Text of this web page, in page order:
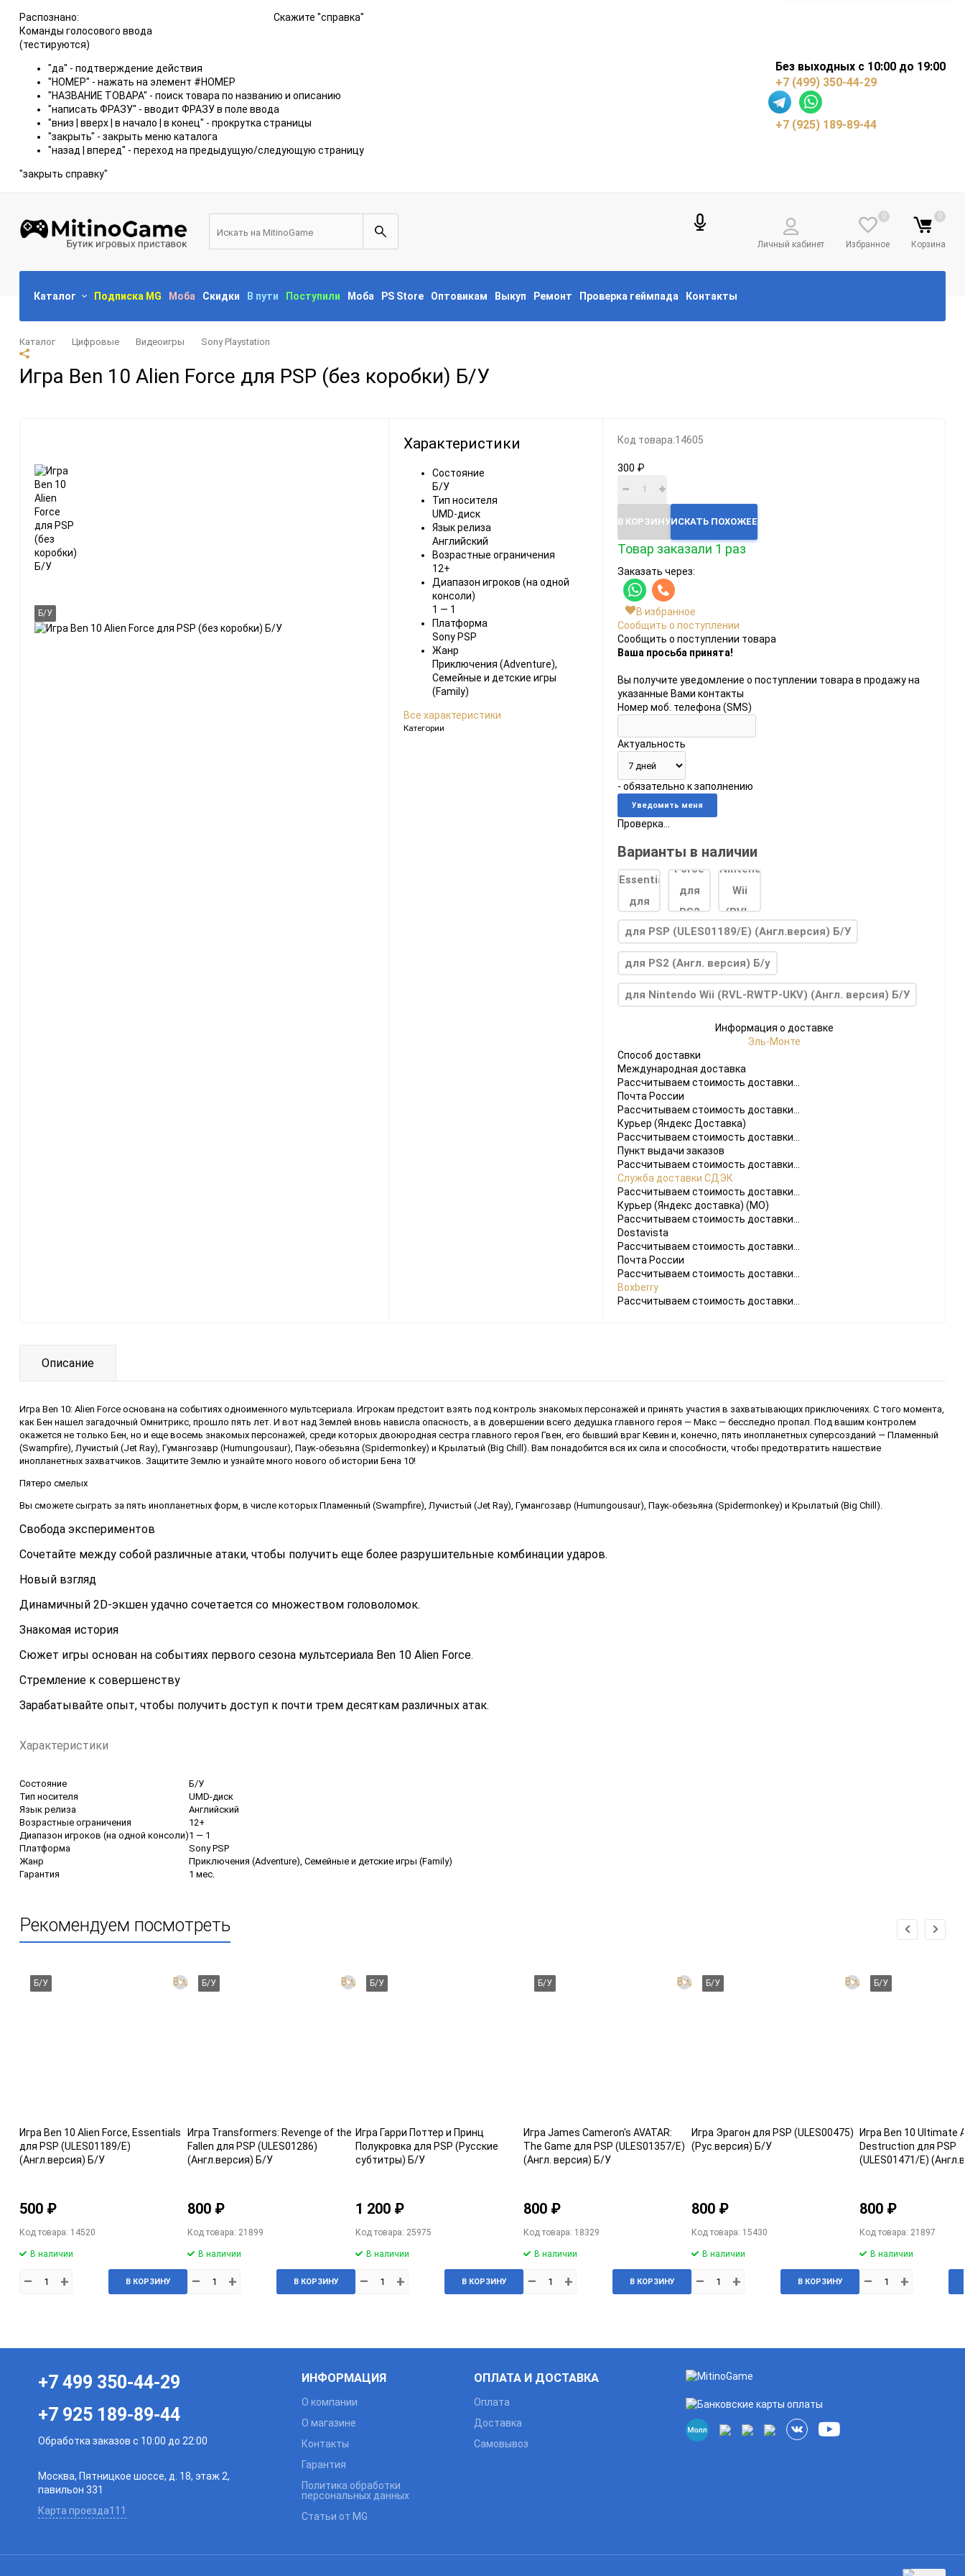
Распознано:
Скажите "справка"
Команды голосового ввода
(тестируются)
"да" - подтверждение действия
"НОМЕР" - нажать на элемент #НОМЕР
"НАЗВАНИЕ ТОВАРА" - поиск товара по названию и описанию
"написать ФРАЗУ" - вводит ФРАЗУ в поле ввода
"вниз | вверх | в начало | в конец" - прокрутка страницы
"закрыть" - закрыть меню каталога
"назад | вперед" - переход на предыдущую/следующую страницу
"закрыть справку"
Без выходных с 10:00 до 19:00
+7 (499) 350-44-29
+7 (925) 189-89-44
Личный кабинет Избранное
0
Корзина
0
Аксессуары
Microsoft Xbox
Бренды
Amazon Microsoft Xbox
Разные 8 и 16 бит Разные Крышки, подставки
Эл.книги / планшеты
Приставки
Nintendo
Sony PlayStation
Switch[23] Игры
Switch 2[1]
Каталог Скидки Поступили
В пути Моба PS Store Оптовикам Выкуп Ремонт Проверка геймпада
Подписка MG Моба Контакты
Каталог Цифровые Видеоигры Sony Playstation
Игра Ben 10 Alien Force для PSP (без коробки) Б/У
Б/У
Характеристики
Состояние
Б/У
Тип носителя
UMD-диск
Язык релиза
Английский
Возрастные ограничения
12+
Диапазон игроков (на одной
консоли)
1 — 1
Платформа
Sony PSP
Жанр
Приключения (Adventure),
Семейные и детские игры
(Family)
Все характеристики
Категории
Код товара:14605
300 ₽
В КОРЗИНУИСКАТЬ ПОХОЖЕЕ
Товар заказали 1 раз
Заказать через:
В избранное
Сообщить о поступлении
Сообщить о поступлении товара
Ваша просьба принята!
Вы получите уведомление о поступлении товара в продажу на
указанные Вами контакты
Номер моб. телефона (SMS)
Актуальность
- обязательно к заполнению
Проверка...
Варианты в наличии
для PSP (ULES01189/E) (Англ.версия) Б/У
для PS2 (Англ. версия) Б/у
для Nintendo Wii (RVL-RWTP-UKV) (Англ. версия) Б/У
Информация о доставке
Эль-Монте
Способ доставки
Международная доставка
Рассчитываем стоимость доставки...
Почта России
Рассчитываем стоимость доставки...
Курьер (Яндекс Доставка)
Рассчитываем стоимость доставки...
Пункт выдачи заказов
Рассчитываем стоимость доставки...
Служба доставки СДЭК
Рассчитываем стоимость доставки...
Курьер (Яндекс доставка) (МО)
Рассчитываем стоимость доставки...
Dostavista
Рассчитываем стоимость доставки...
Почта России
Рассчитываем стоимость доставки...
Boxberry
Рассчитываем стоимость доставки...
Описание
Игра Ben 10: Alien Force основана на событиях одноименного мультсериала. Игрокам предстоит взять под контроль знакомых персонажей и принять участия в захватывающих приключениях. С того момента,
как Бен нашел загадочный Омнитрикс, прошло пять лет. И вот над Землей вновь нависла опасность, а в довершении всего дедушка главного героя — Макс — бесследно пропал. Под вашим контролем
окажется не только Бен, но и еще восемь знакомых персонажей, среди которых двоюродная сестра главного героя Гвен, его бывший враг Кевин и, конечно, пять инопланетных суперсозданий — Пламенный
(Swampfire), Лучистый (Jet Ray), Гумангозавр (Humungousaur), Паук-обезьяна (Spidermonkey) и Крылатый (Big Chill). Вам понадобится вся их сила и способности, чтобы предотвратить нашествие
инопланетных захватчиков. Защитите Землю и узнайте много нового об истории Бена 10!
Пятеро смелых
Вы сможете сыграть за пять инопланетных форм, в числе которых Пламенный (Swampfire), Лучистый (Jet Ray), Гумангозавр (Humungousaur), Паук-обезьяна (Spidermonkey) и Крылатый (Big Chill).
Свобода экспериментов
Сочетайте между собой различные атаки, чтобы получить еще более разрушительные комбинации ударов.
Новый взгляд
Динамичный 2D-экшен удачно сочетается со множеством головоломок.
Знакомая история
Сюжет игры основан на событиях первого сезона мультсериала Ben 10 Alien Force.
Стремление к совершенству
Зарабатывайте опыт, чтобы получить доступ к почти трем десяткам различных атак.
Характеристики
Состояние
Б/У
Тип носителя
UMD-диск
Язык релиза
Английский
Возрастные ограничения
12+
Диапазон игроков (на одной консоли)1 — 1
Платформа
Sony PSP
Жанр
Приключения (Adventure), Семейные и детские игры (Family)
Гарантия
1 мес.
Рекомендуем посмотреть
Видео
Б/У
Игра Ben 10 Alien Force, Essentials
для PSP (ULES01189/E)
(Англ.версия) Б/У
500 ₽
Код товара: 14520
В наличии
– + В КОРЗИНУ
Видео
Б/У
Игра Transformers: Revenge of the
Fallen для PSP (ULES01286)
(Англ.версия) Б/У
800 ₽
Код товара: 21899
В наличии
– + В КОРЗИНУ
Б/У
Игра Гарри Поттер и Принц
Полукровка для PSP (Русские
субтитры) Б/У
1 200 ₽
Код товара: 25975
В наличии
– + В КОРЗИНУ
Видео
Б/У
Игра James Cameron's AVATAR:
The Game для PSP (ULES01357/E)
(Англ. версия) Б/У
800 ₽
Код товара: 18329
В наличии
– + В КОРЗИНУ
Видео
Б/У
Игра Эрагон для PSP (ULES00475)
(Рус.версия) Б/У
800 ₽
Код товара: 15430
В наличии
– + В КОРЗИНУ
Б/У
Игра Ben 10 Ultimate
Destruction для PSP
(ULES01471/E)
800 ₽
Код товара: 21897
В наличии
– +
+7 499 350-44-29
+7 925 189-89-44
Обработка заказов с 10:00 до 22:00
Москва, Пятницкое шоссе, д. 18, этаж 2,
павильон 331
Карта проезда111
ИНФОРМАЦИЯ
О компании
О магазине
Контакты
Гарантия
Политика обработки
персональных данных
Статьи от MG
ОПЛАТА И ДОСТАВКА
Оплата
Доставка
Самовывоз